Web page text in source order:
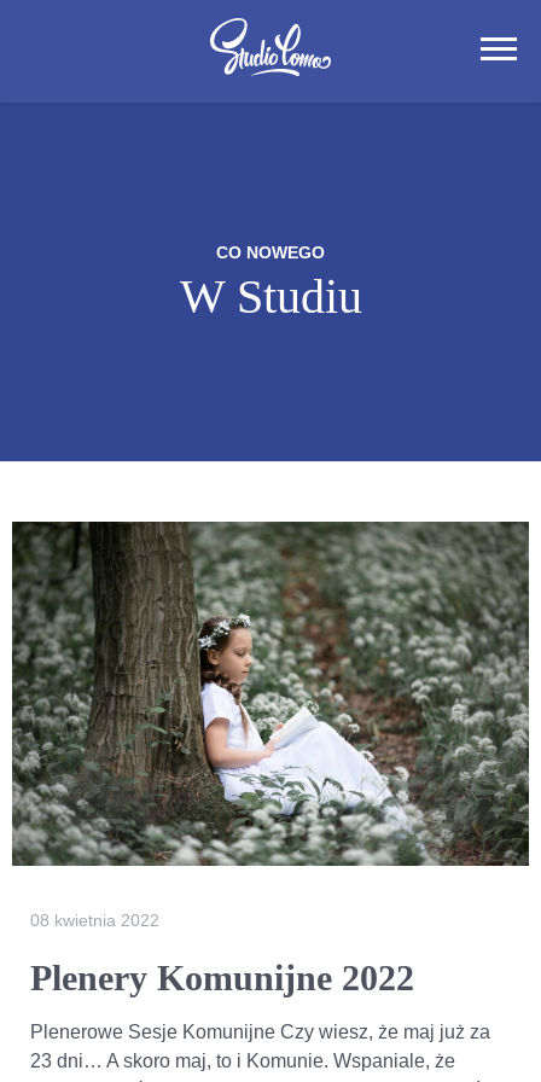
CO NOWEGO
W Studiu
08 kwietnia 2022
Plenery Komunijne 2022
Plenerowe Sesje Komunijne Czy wiesz, że maj już za
23 dni… A skoro maj, to i Komunie. Wspaniale, że